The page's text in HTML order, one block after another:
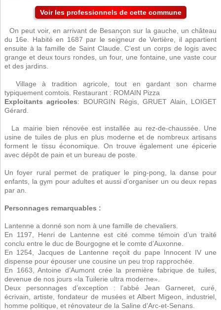
Voir les professionnels de cette commune
On peut voir, en arrivant de Besançon sur la gauche, un château
du 16e. Habité en 1687 par le seigneur de Vertière, il appartient
ensuite à la famille de Saint Claude. C’est un corps de logis avec
grange et deux tours rondes, un four, une fontaine, une vaste cour
et des jardins.
Village à tradition agricole, tout en gardant son charme
typiquement comtois. Restaurant : ROMAIN Pizza
Exploitants agricoles: BOURGIN Régis, GRUET Alain, LOIGET
Gérard.
La mairie bien rénovée est installée au rez-de-chaussée. Une
usine de tuiles de plus en plus moderne et de nombreux artisans
forment le tissu économique. On trouve également une épicerie
avec dépôt de pain et un bureau de poste.
Un foyer rural permet de pratiquer le ping-pong, la danse pour
enfants, la gym pour adultes et aussi d’organiser un ou deux repas
par an.
Personnages remarquables :
Lantenne a donné son nom à une famille de chevaliers.
En 1197, Henri de Lantenne est cité comme témoin d’un traité
conclu entre le duc de Bourgogne et le comte d’Auxonne.
En 1254, Jacques de Lantenne reçoit du pape Innocent IV une
dispense pour épouser une cousine un peu trop rapprochée.
En 1663, Antoine d’Aumont crée la première fabrique de tuiles,
devenue de nos jours «la Tuilerie ultra moderne».
Deux personnages d’exception : l’abbé Jean Garneret, curé,
écrivain, artiste, fondateur de musées et Albert Migeon, industriel,
homme politique, et rénovateur de la Saline d’Arc-et-Senans.